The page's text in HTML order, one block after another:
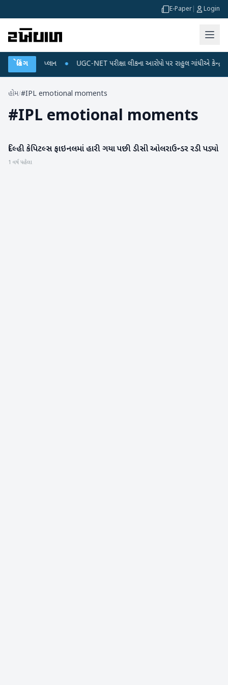
E-Paper Login
બ્રેકિંગ
અને ડેટા પ્લાન ● UGC-NET પરીક્ષા લીકના આરોપો પર રાહુલ ગાંધીએ કેન્દ્ર પર
હોમ/#IPL emotional moments
#IPL emotional moments
રમતગમત
દિલ્હી કેપિટલ્સ ફાઇનલમાં હારી ગયા પછી ડીસી ઓલરાઉન્ડર રડી પડ્યો
1 વર્ષ પહેલા